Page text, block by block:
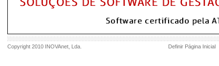
Copyright 2010 INOVAnet , Lda. Definir Página Inicial